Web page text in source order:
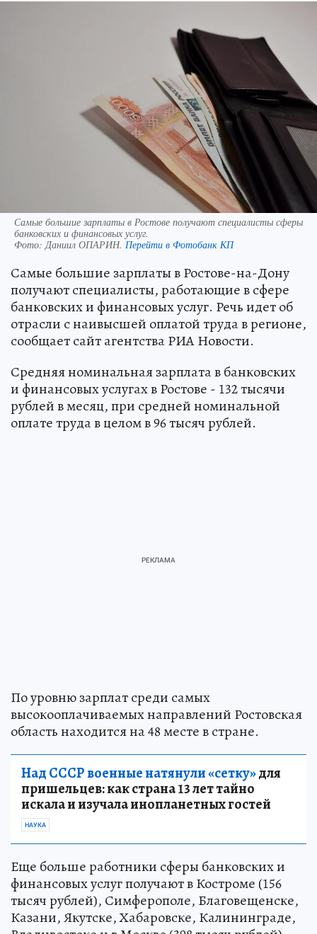
Самые большие зарплаты в Ростове получают специалисты сферы
банковских и финансовых услуг.
Фото:Даниил ОПАРИН. Перейти в Фотобанк КП
Самые большие зарплаты в Ростове-на-Дону
получают специалисты, работающие в сфере
банковских и финансовых услуг. Речь идет об
отрасли с наивысшей оплатой труда в регионе,
сообщает сайт агентства РИА Новости.
Средняя номинальная зарплата в банковских
и финансовых услугах в Ростове - 132 тысячи
рублей в месяц, при средней номинальной
оплате труда в целом в 96 тысяч рублей.
По уровню зарплат среди самых
высокооплачиваемых направлений Ростовская
область находится на 48 месте в стране.
Над СССР военные натянули «сетку»для
пришельцев: как страна 13 лет тайно
искала и изучала инопланетных гостей
НАУКА
Еще больше работники сферы банковских и
финансовых услуг получают в Костроме (156
тысяч рублей), Симферополе, Благовещенске,
Казани, Якутске, Хабаровске, Калининграде,